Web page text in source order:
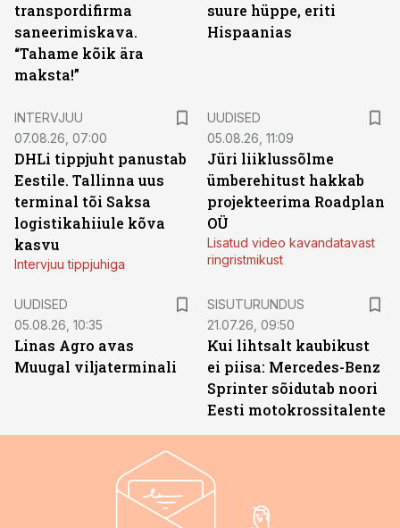
transpordifirma
saneerimiskava.
“Tahame kõik ära
maksta!”
suure hüppe, eriti
Hispaanias
INTERVJUU
07.08.26, 07:00
DHLi tippjuht panustab
Eestile. Tallinna uus
terminal tõi Saksa
logistikahiiule kõva
kasvu
Intervjuu tippjuhiga
UUDISED
05.08.26, 11:09
Jüri liiklussõlme
ümberehitust hakkab
projekteerima Roadplan
OÜ
Lisatud video kavandatavast
ringristmikust
UUDISED
05.08.26, 10:35
Linas Agro avas
Muugal viljaterminali
SISUTURUNDUS
21.07.26, 09:50
Kui lihtsalt kaubikust
ei piisa: Mercedes-Benz
Sprinter sõidutab noori
Eesti motokrossitalente